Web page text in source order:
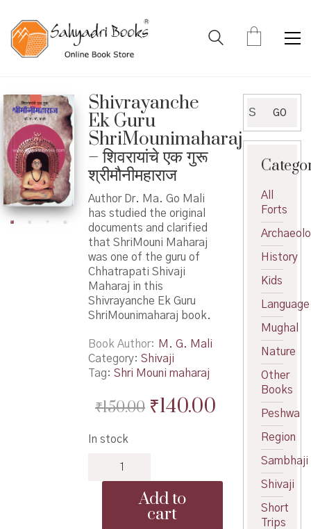
Shivrayanche
Ek Guru
ShriMounimaharaj
– शिवरायांचे एक गुरू
श्रीमौनीमहाराज
Author Dr. Ma. Go Mali
has studied the original
documents and clarified
that ShriMouni Maharaj
was one of the guru of
Chhatrapati Shivaji
Maharaj in this
Shivrayanche Ek Guru
ShriMounimaharaj book.
Book Author
M. G. Mali
Category: Shivaji
Tag: Shri Mouni maharaj
₹150.00 Original
₹140.00Current
₹140.00.
In stock
ShriMounimaharaj
Add to
cart
for:
GO
All
Forts
History
Kids
Language
Mughal
Nature
Other
Books
Peshwa
Region
Sambhaji
Shivaji
Short
Trips